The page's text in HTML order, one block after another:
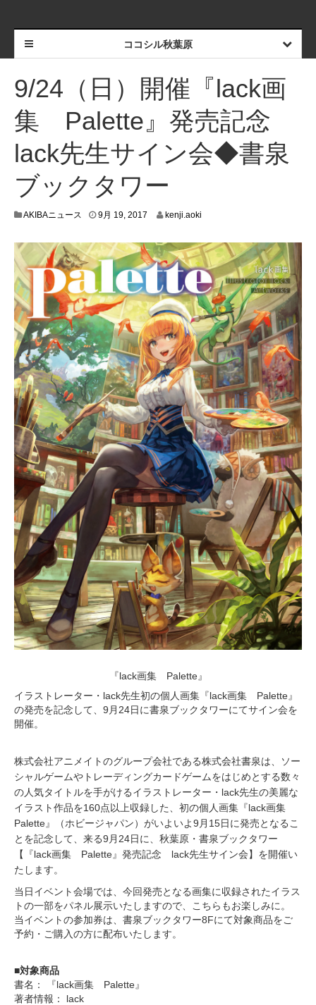
ココシル秋葉原
9/24（日）開催『lack画
集 Palette』発売記念
lack先生サイン会◆書泉
ブックタワー
AKIBAニュース 9月 19, 2017
,
2
7
kenji.aoki
『lack画集 Palette』
イラストレーター・lack先生初の個人画集『lack画集 Palette』
の発売を記念して、9月24日に書泉ブックタワーにてサイン会を
開催。
株式会社アニメイトのグループ会社である株式会社書泉は、ソー
シャルゲームやトレーディングカードゲームをはじめとする数々
の人気タイトルを手がけるイラストレーター・lack先生の美麗な
イラスト作品を160点以上収録した、初の個人画集『lack画集
Palette』（ホビージャパン）がいよいよ9月15日に発売となるこ
とを記念して、来る9月24日に、秋葉原・書泉ブックタワー
【『lack画集 Palette』発売記念 lack先生サイン会】を開催い
たします。
当日イベント会場では、今回発売となる画集に収録されたイラス
トの一部をパネル展示いたしますので、こちらもお楽しみに。
当イベントの参加券は、書泉ブックタワー8Fにて対象商品をご
予約・ご購入の方に配布いたします。
■対象商品
書名： 『lack画集 Palette』
著者情報： lack